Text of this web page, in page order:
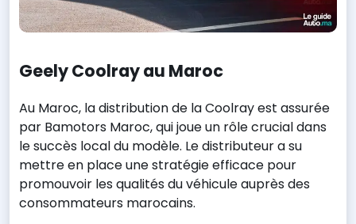
Geely Coolray au Maroc
Au Maroc, la distribution de la Coolray est assurée
par Bamotors Maroc, qui joue un rôle crucial dans
le succès local du modèle. Le distributeur a su
mettre en place une stratégie efficace pour
promouvoir les qualités du véhicule auprès des
consommateurs marocains.